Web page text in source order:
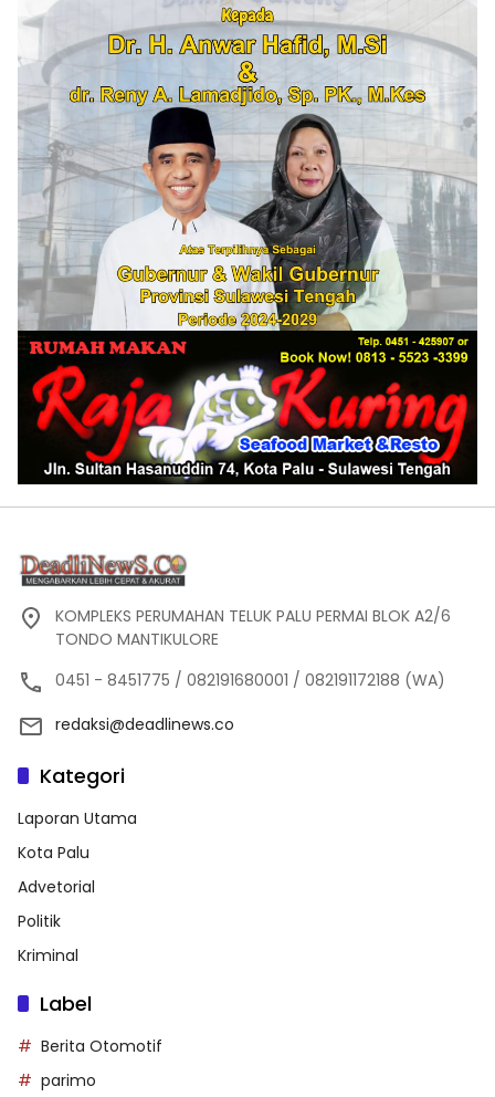
KOMPLEKS PERUMAHAN TELUK PALU PERMAI BLOK A2/6
TONDO MANTIKULORE
0451 - 8451775 / 082191680001 / 082191172188 (WA)
redaksi@deadlinews.co
Kategori
Laporan Utama
Kota Palu
Advetorial
Politik
Kriminal
Label
Berita Otomotif
parimo